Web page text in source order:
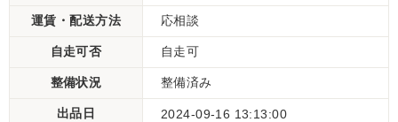
運賃・配送方法 応相談
自走可否 自走可
整備状況 整備済み
出品日 2024-09-16 13:13:00